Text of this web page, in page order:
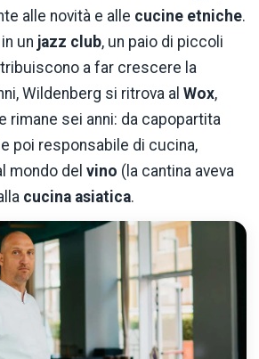
alle novità e alle cucine etniche.
in un jazz club, un paio di piccoli
a far crescere la
Wildenberg si ritrova al Wox,
rimane sei anni: da capopartita
e poi responsabile di cucina,
mondo del vino (la cantina aveva
cucina asiatica.